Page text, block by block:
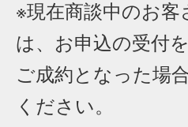
※現在商談中のお
は、お申込の受付
ご成約となった場
ください。